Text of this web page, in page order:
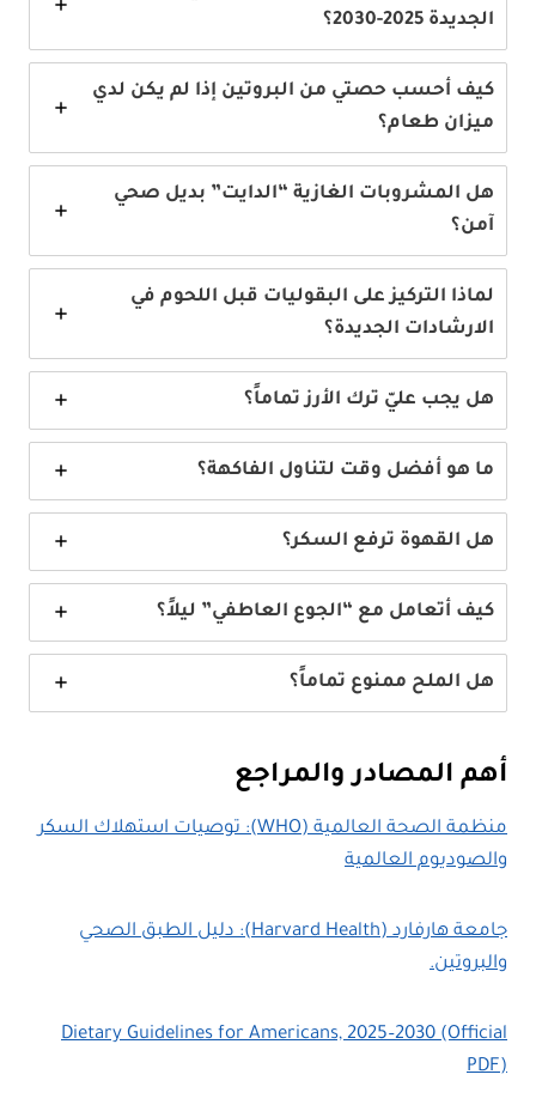
الجديدة 2025-2030؟
كيف أحسب حصتي من البروتين إذا لم يكن لدي
ميزان طعام؟
هل المشروبات الغازية “الدايت” بديل صحي
آمن؟
لماذا التركيز على البقوليات قبل اللحوم في
الارشادات الجديدة؟
هل يجب عليّ ترك الأرز تماماً؟
ما هو أفضل وقت لتناول الفاكهة؟
هل القهوة ترفع السكر؟
كيف أتعامل مع “الجوع العاطفي” ليلاً؟
هل الملح ممنوع تماماً؟
أهم المصادر والمراجع
منظمة الصحة العالمية (WHO): توصيات استهلاك السكر
والصوديوم العالمية
جامعة هارفارد (Harvard Health): دليل الطبق الصحي
والبروتين.
Dietary Guidelines for Americans, 2025–2030 (Official
PDF)